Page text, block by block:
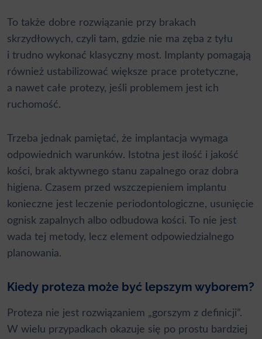
To także dobre rozwiązanie przy brakach
skrzydłowych, czyli tam, gdzie nie ma zęba z tyłu
i trudno wykonać klasyczny most. Implanty pomagają
również ustabilizować większe prace protetyczne,
a nawet całe protezy, jeśli problemem jest ich
ruchomość.
Trzeba jednak pamiętać, że implantacja wymaga
odpowiednich warunków. Istotna jest ilość i jakość
kości, brak aktywnego stanu zapalnego oraz dobra
higiena. Czasem przed wszczepieniem implantu
konieczne jest leczenie periodontologiczne, usunięcie
ognisk zapalnych albo odbudowa kości. To nie jest
wada tej metody, lecz element odpowiedzialnego
planowania.
Kiedy proteza może być lepszym wyborem?
Proteza nie jest rozwiązaniem „gorszym z definicji”.
W wielu przypadkach okazuje się po prostu bardziej